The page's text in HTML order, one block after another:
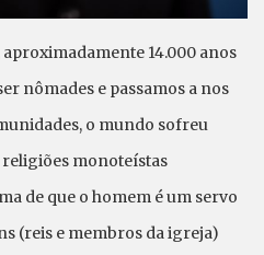
14.000 anos
nômades e passamos a nos
o mundo sofreu
monoteístas
de que o homem é um servo
(reis e membros da igreja)